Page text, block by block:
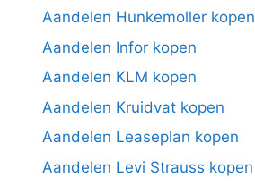
Aandelen Hunkemoller kopen
Aandelen Infor kopen
Aandelen KLM kopen
Aandelen Kruidvat kopen
Aandelen Leaseplan kopen
Aandelen Levi Strauss kopen